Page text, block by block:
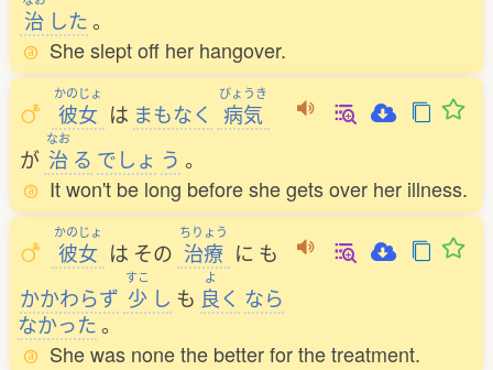
治 した。
She slept off her hangover.
かのじょ
彼女 は まもなく
びょうき
病気
が
なお
治 る でしょ う 。
It won't be long before she gets over her illness.
かのじょ
彼女 は その
ちりょう
治療 に も
かかわらず
すこ
少 し も
よ
良く なら
なかった。
She was none the better for the treatment.